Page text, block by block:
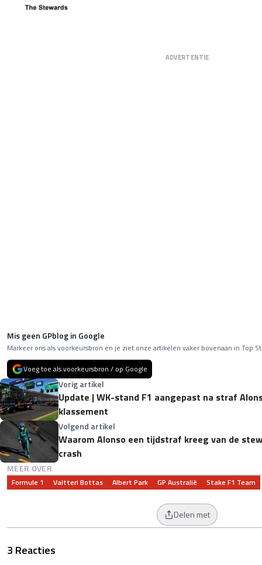
ADVERTENTIE
Mis geen GPblog in Google
Markeer ons als voorkeursbron en je ziet onze artikelen vaker bovenaan in Top
Voeg toe als voorkeursbron / op Google
Vorig artikel
Update | WK-stand F1 aangepast na straf
klassement
Volgend artikel
Waarom Alonso een tijdstraf kreeg van de
crash
MEER OVER
Formule 1 Valtteri Bottas Albert Park GP Australië Stake F1 Team
Delen met
3 Reacties